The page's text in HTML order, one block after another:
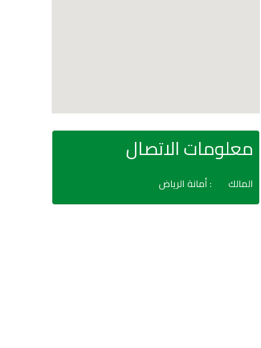
معلومات الاتصال
المالك : أمانة الرياض